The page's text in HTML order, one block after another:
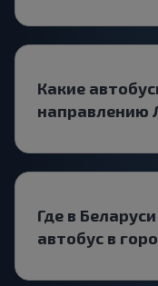
Какие
направлению
Где в
автобус в